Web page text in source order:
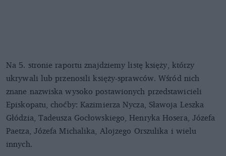
Na 5. stronie raportu znajdziemy listę księży, którzy
ukrywali lub przenosili księży-sprawców. Wśród nich
znane nazwiska wysoko postawionych przedstawicieli
Episkopatu, choćby: Kazimierza Nycza, Sławoja Leszka
Głódzia, Tadeusza Gocłowskiego, Henryka Hosera, Józefa
Paetza, Józefa Michalika, Alojzego Orszulika i wielu
innych.